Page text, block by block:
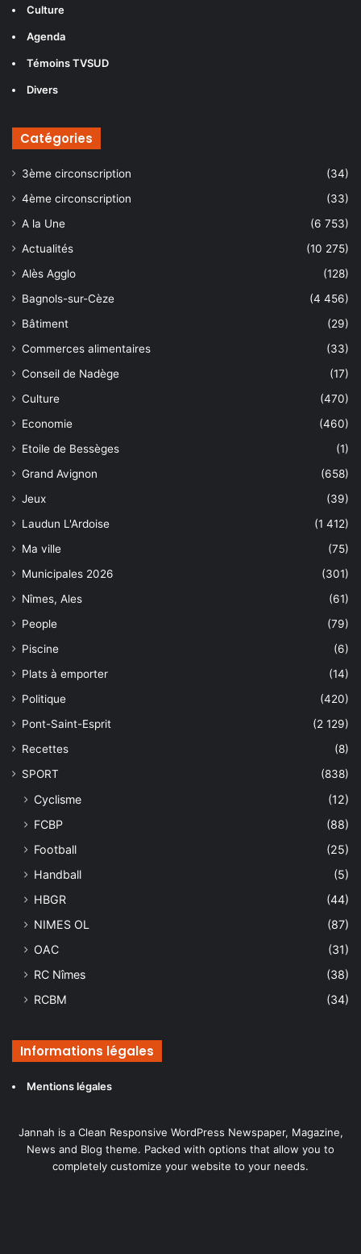
Culture
Agenda
Témoins TVSUD
Divers
Catégories
3ème circonscription
(34)
4ème circonscription
(33)
A la Une
(6 753)
Actualités
(10 275)
Alès Agglo
(128)
Bagnols-sur-Cèze
(4 456)
Bâtiment
(29)
Commerces alimentaires
(33)
Conseil de Nadège
(17)
Culture
(470)
Economie
(460)
Etoile de Bessèges
(1)
Grand Avignon
(658)
Jeux
(39)
Laudun L'Ardoise
(1 412)
Ma ville
(75)
Municipales 2026
(301)
Nîmes, Ales
(61)
People
(79)
Piscine
(6)
Plats à emporter
(14)
Politique
(420)
Pont-Saint-Esprit
(2 129)
Recettes
(8)
SPORT
(838)
Cyclisme
(12)
FCBP
(88)
Football
(25)
Handball
(5)
HBGR
(44)
NIMES OL
(87)
OAC
(31)
RC Nîmes
(38)
RCBM
(34)
Informations légales
Mentions légales
Jannah is a Clean Responsive WordPress Newspaper, Magazine,
News and Blog theme. Packed with options that allow you to
completely customize your website to your needs.